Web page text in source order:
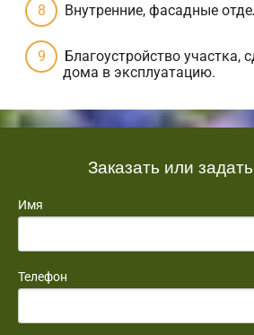
Внутренние, фасадные
Благоустройство участка,
дома в эксплуатацию.
Заказать или
Имя
Телефон